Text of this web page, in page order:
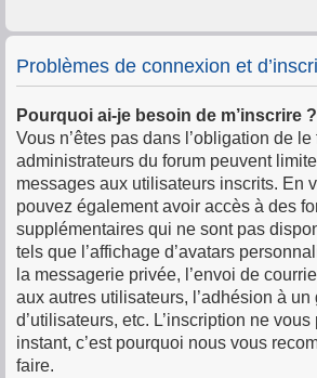
Problèmes de connexion et
Pourquoi ai-je besoin de m’inscrire ?
Vous n’êtes pas dans l’obligation de
administrateurs du forum peuvent
messages aux utilisateurs inscrits. En
pouvez également avoir accès à des
supplémentaires qui ne sont pas
tels que l’affichage d’avatars
la messagerie privée, l’envoi de
aux autres utilisateurs, l’adhésion à un
d’utilisateurs, etc. L’inscription ne vous
instant, c’est pourquoi nous vous
faire.